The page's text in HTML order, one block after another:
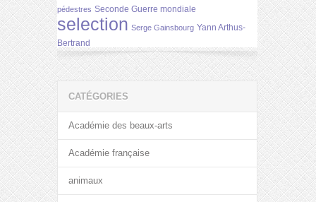
pédestres Seconde Guerre mondiale
selection Serge Gainsbourg Yann Arthus-
Bertrand
CATÉGORIES
Académie des beaux-arts
Académie française
animaux